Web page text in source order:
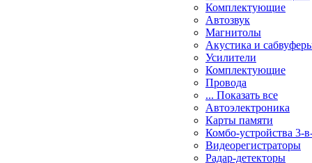
Комплектующие
Автозвук
Магнитолы
Акустика и
Усилители
Комплектующие
Провода
... Показать все
Автоэлектроника
Карты памяти
Комбо-устройства 3-
Видеорегистраторы
Радар-детекторы